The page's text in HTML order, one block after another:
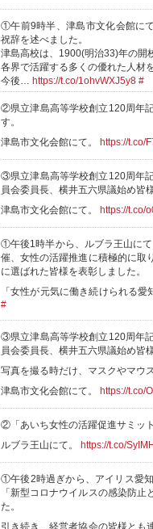
①午前9時半、津島市文化会館に
祝辞を述べました。
津島高校は、1900(明治33)年の開
各界で活躍する多くの優れた人材
今後… https://t.co/1ohvWXJ5y8 #
②県立津島高等学校創立120周年
す。
津島市文化会館にて。
https://t.co/
③県立津島高等学校創立120周年
員会委員長、横井五六県議始め皆様
津島市文化会館にて。
https://t.co/
①午後1時半から、ルブラ王山に
催、女性の活躍推進に積極的に取
に選ばれた皆様を表彰しました。
「女性が元気に働き続けられる
#
③県立津島高等学校創立120周年
員会委員長、横井五六県議始め皆様
写真を撮る時だけ、マスクやマウ
津島市文化会館にて。
https://t.co/
②「あいち女性の活躍促進サミッ
ルブラ王山にて。
https://t.co/
①午後2時過ぎから、アイリス愛
「新型コロナウイルスの感染防
た。
引き続き、経営者協会の皆様とも